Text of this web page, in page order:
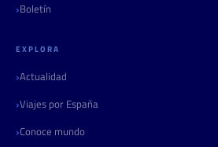
Boletín
EXPLORA
Actualidad
Viajes por España
Conoce mundo